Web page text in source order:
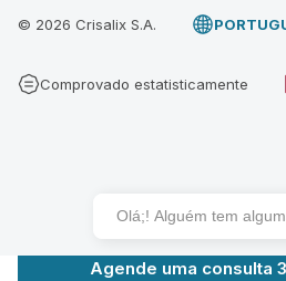
Agende uma consulta
© 2026 Crisalix S.A.
Comprovado estatisticamente
Olá;! Alguém tem